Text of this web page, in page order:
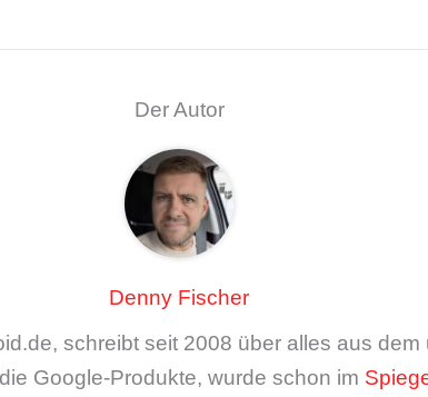
Der Autor
Denny Fischer
schreibt seit 2008 über alles aus
Google-Produkte, wurde schon im